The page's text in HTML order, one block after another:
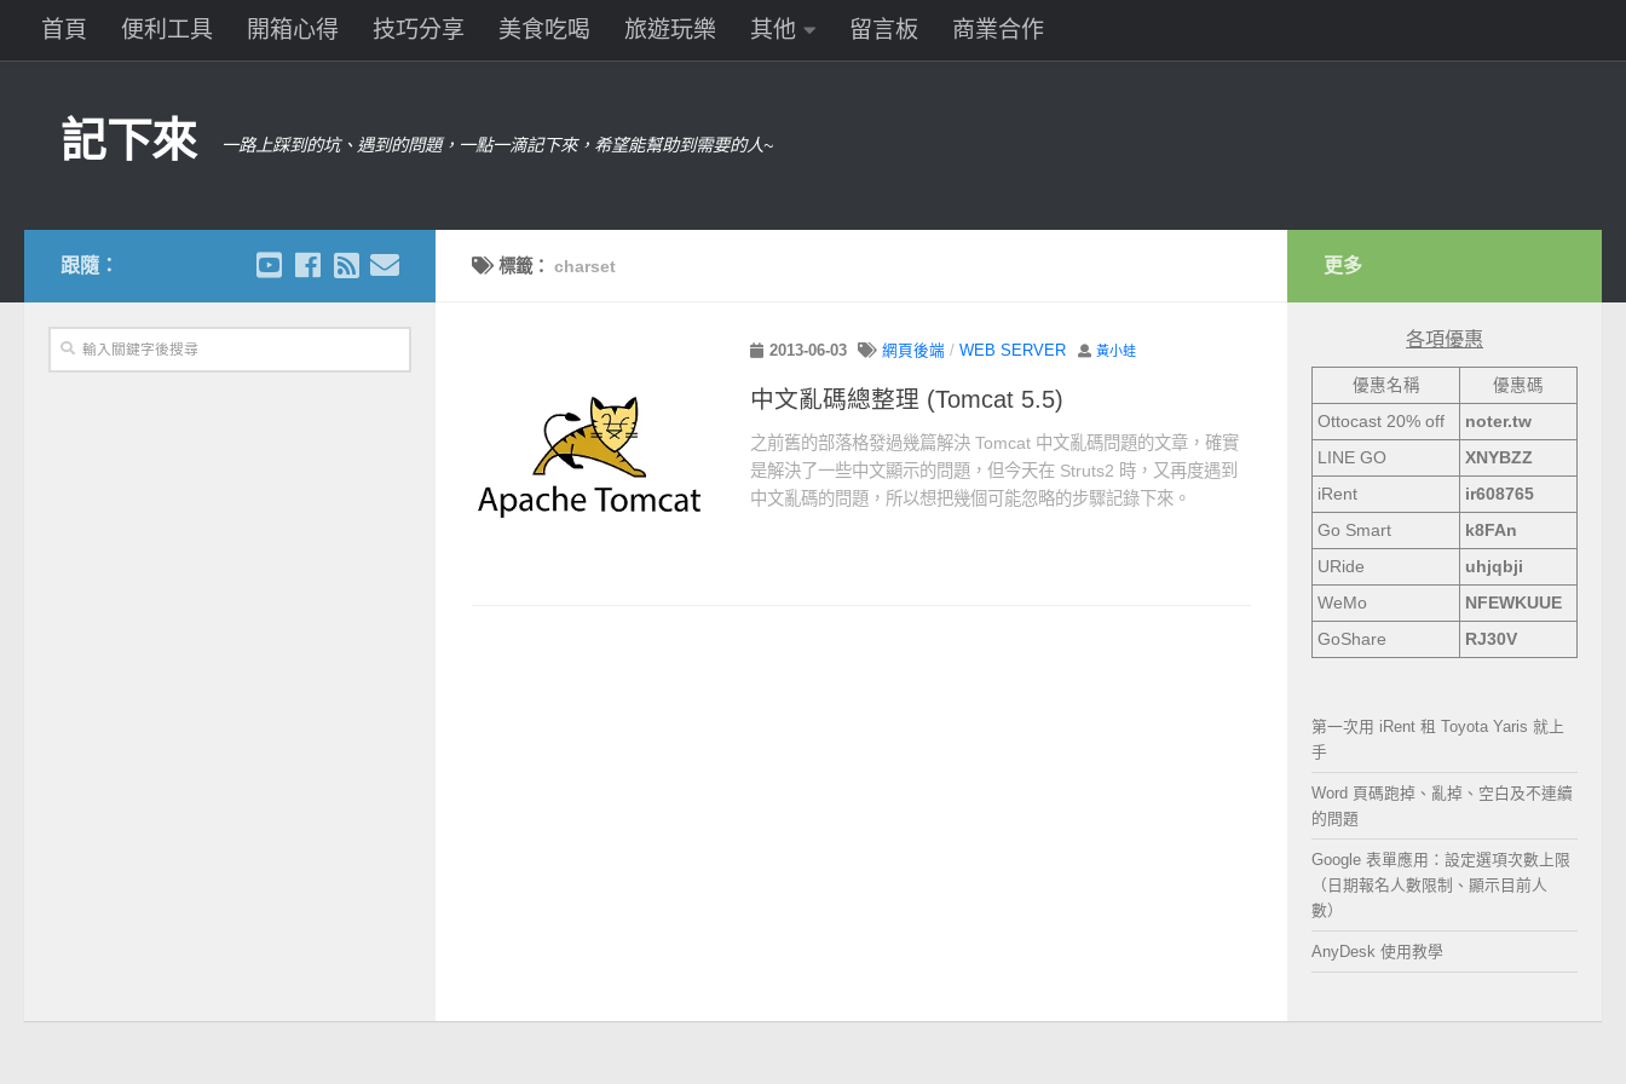
首頁 便利工具 開箱心得 技巧分享 美食吃喝 旅遊玩樂 其他 留言板 商業合作
記下來 一路上踩到的坑、遇到的問題，一點一滴記下來，希望能幫助到需要的人~
標籤：charset
2013-06-03 網頁後端 / WEB SERVER 黃小蛙
中文亂碼總整理 (Tomcat 5.5)
之前舊的部落格發過幾篇解決 Tomcat 中文亂碼問題的文章，確實
是解決了一些中文顯示的問題，但今天在 Struts2 時，又再度遇到
中文亂碼的問題，所以想把幾個可能忽略的步驟記錄下來。
跟隨： 更多
各項優惠
優惠名稱
優惠碼
Ottocast 20% off
noter.tw
LINE GO
XNYBZZ
iRent
ir608765
Go Smart
k8FAn
URide
uhjqbji
WeMo
NFEWKUUE
GoShare
RJ30V
第一次用 iRent 租 Toyota Yaris 就上
手
Word 頁碼跑掉、亂掉、空白及不連續
的問題
Google 表單應用：設定選項次數上限
（日期報名人數限制、顯示目前人
數）
AnyDesk 使用教學